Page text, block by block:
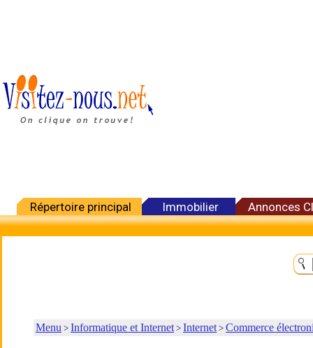
Répertoire principal Immobilier Annonces
Menu > Informatique et Internet> Internet> Commerce